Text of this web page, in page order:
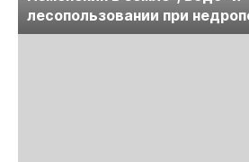
лесопользовании при
обсудят на семинаре